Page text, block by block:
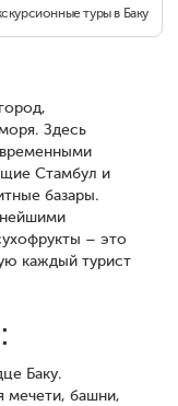
туры в Баку
Здесь
Стамбул и
базары.
– это
каждый турист
Баку.
мечети, башни,